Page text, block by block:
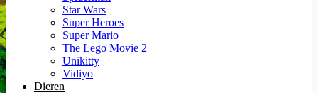
Star Wars
Super Heroes
Super Mario
The Lego Movie 2
Unikitty
Vidiyo
Dieren